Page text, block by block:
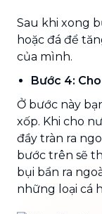
Sau khi xong
hoặc đá để
của mình.
Bước 4:
Ở bước này
xốp. Khi cho
đầy tràn ra
bước trên sẽ
bụi bẩn ra
những loại cá